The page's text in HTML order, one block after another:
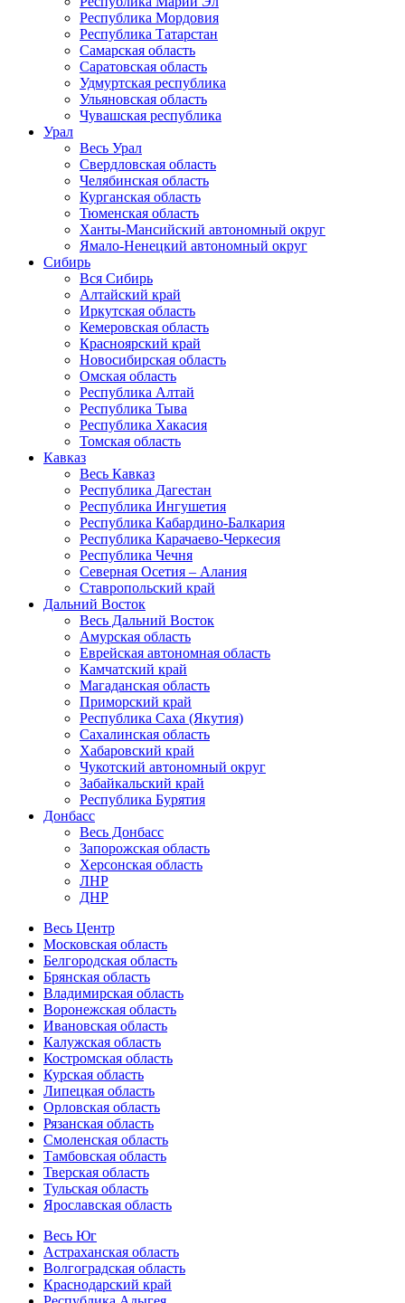
Республика Мордовия
Республика Татарстан
Самарская область
Саратовская область
Удмуртская республика
Ульяновская область
Чувашская республика
Урал
Весь Урал
Свердловская область
Челябинская область
Курганская область
Тюменская область
Ханты-Мансийский автономный округ
Ямало-Ненецкий автономный округ
Сибирь
Вся Сибирь
Алтайский край
Иркутская область
Кемеровская область
Красноярский край
Новосибирская область
Омская область
Республика Алтай
Республика Тыва
Республика Хакасия
Томская область
Кавказ
Весь Кавказ
Республика Дагестан
Республика Ингушетия
Республика Кабардино-Балкария
Республика Карачаево-Черкесия
Республика Чечня
Северная Осетия – Алания
Ставропольский край
Дальний Восток
Весь Дальний Восток
Амурская область
Еврейская автономная область
Камчатский край
Магаданская область
Приморский край
Республика Саха (Якутия)
Сахалинская область
Хабаровский край
Чукотский автономный округ
Забайкальский край
Республика Бурятия
Донбасс
Весь Донбасс
Запорожская область
Херсонская область
ЛНР
ДНР
Весь Центр
Московская область
Белгородская область
Брянская область
Владимирская область
Воронежская область
Ивановская область
Калужская область
Костромская область
Курская область
Липецкая область
Орловская область
Рязанская область
Смоленская область
Тамбовская область
Тверская область
Тульская область
Ярославская область
Весь Юг
Астраханская область
Волгоградская область
Краснодарский край